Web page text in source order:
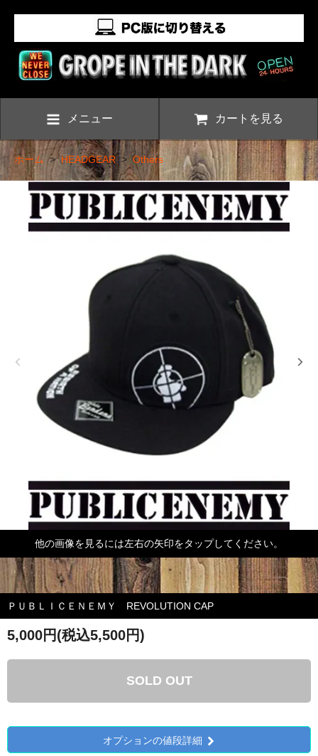
メニュー カートを見る
ホーム>HEADGEAR>Others
他の画像を見るには左右の矢印をタップしてください。
ＰＵＢＬＩＣＥＮＥＭＹ REVOLUTION CAP
5,000円(税込5,500円)
SOLD OUT
オプションの値段詳細